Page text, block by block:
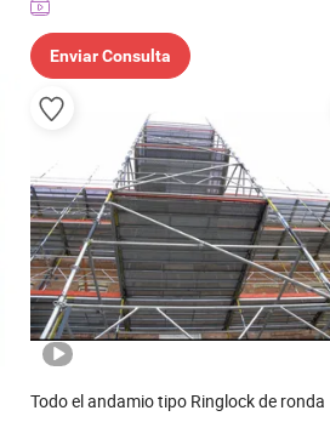
Enviar Consulta
Todo el andamio tipo Ringlock de ronda